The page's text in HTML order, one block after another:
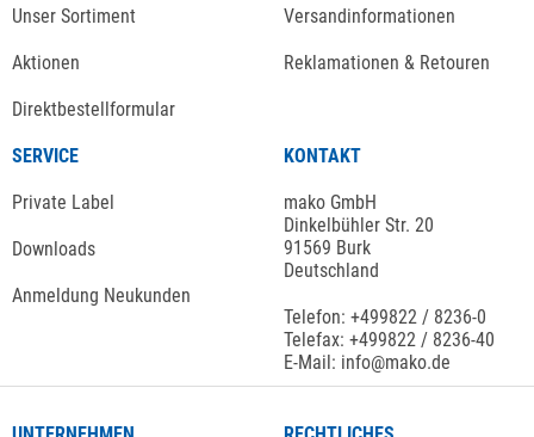
Unser Sortiment
Aktionen
Direktbestellformular
Versandinformationen
Reklamationen & Retouren
SERVICE
Private Label
Downloads
Anmeldung Neukunden
KONTAKT
mako GmbH
Dinkelbühler Str. 20
91569 Burk
Deutschland
Telefon: +499822 / 8236-0
Telefax: +499822 / 8236-40
E-Mail: info@mako.de